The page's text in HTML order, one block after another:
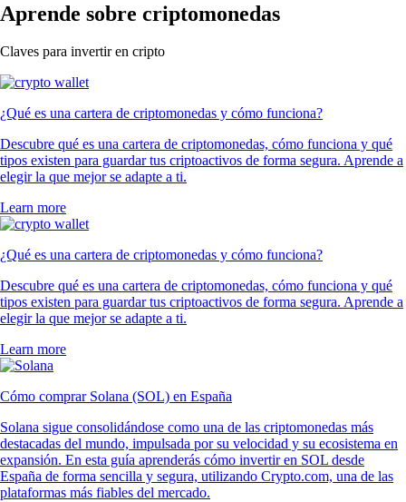
Aprende sobre criptomonedas
Claves para invertir en cripto
¿Qué es una cartera de criptomonedas y cómo funciona?
Descubre qué es una cartera de criptomonedas, cómo funciona y qué
tipos existen para guardar tus criptoactivos de forma segura. Aprende a
elegir la que mejor se adapte a ti.
Learn more
¿Qué es una cartera de criptomonedas y cómo funciona?
Descubre qué es una cartera de criptomonedas, cómo funciona y qué
tipos existen para guardar tus criptoactivos de forma segura. Aprende a
elegir la que mejor se adapte a ti.
Learn more
Cómo comprar Solana (SOL) en España
Solana sigue consolidándose como una de las criptomonedas más
destacadas del mundo, impulsada por su velocidad y su ecosistema en
expansión. En esta guía aprenderás cómo invertir en SOL desde
España de forma sencilla y segura, utilizando Crypto.com, una de las
plataformas más fiables del mercado.